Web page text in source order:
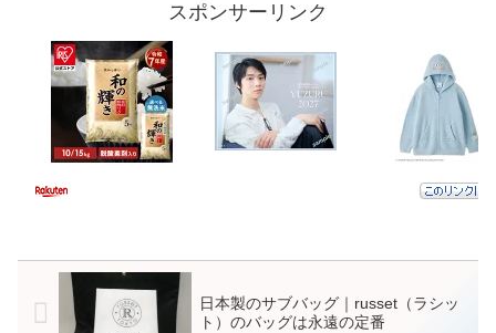
スポンサーリンク
日本製のサブバッグ｜russet（ラシッ
ト）のバッグは永遠の定番